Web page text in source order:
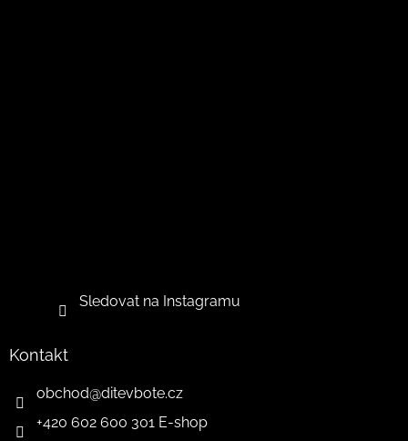
Sledovat na Instagramu
Kontakt
obchod@ditevbote.cz
+420 602 600 301 E-shop